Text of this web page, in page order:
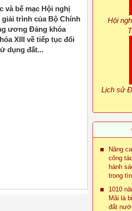
và bế mạc Hội nghị
trình của Bộ Chính
ương Đảng khóa
XIII về tiếp tục đổi
dụng đất...
Hội
Lịch sử
Nâng
công
hành
trong
1010
Mãi là
đất